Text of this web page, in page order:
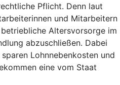
Pflicht. Denn laut
und Mitarbeitern
Altersvorsorge im
abzuschließen. Dabei
Lohnnebenkosten und
eine vom Staat